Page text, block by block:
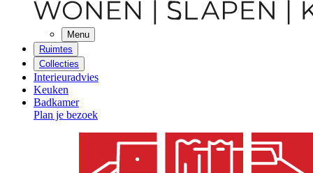
Menu
Ruimtes
Collecties
Interieuradvies
Keuken
Badkamer
Plan je bezoek